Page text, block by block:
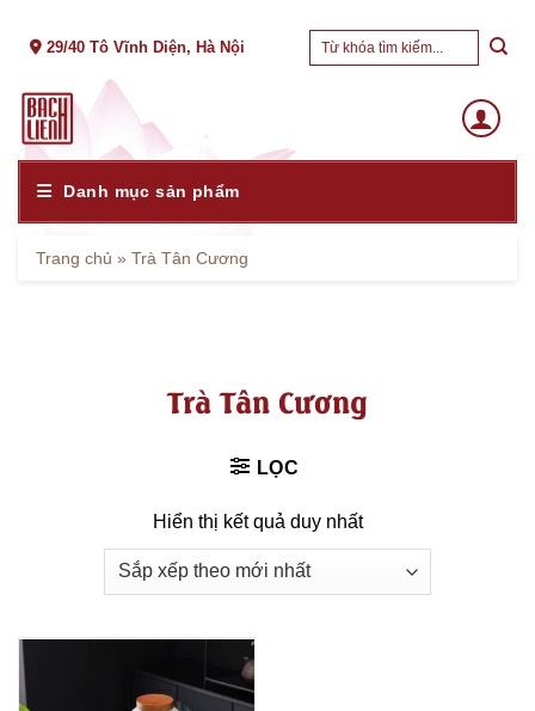
29/40 Tô Vĩnh Diện, Hà Nội
Tìm
Danh mục sản phẩm
Trang chủ » Trà Tân Cương
Trà Tân Cương
LỌC
Hiển thị kết quả duy nhất